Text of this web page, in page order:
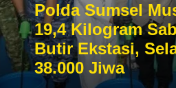
Polda Sumsel
19,4 Kilogram
Butir Ekstasi,
38.000 Jiwa